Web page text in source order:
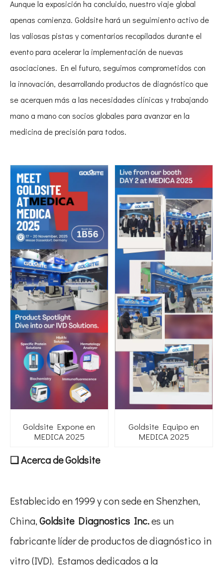
Aunque la exposición ha concluido, nuestro viaje global
apenas comienza. Goldsite hará un seguimiento activo de
las valiosas pistas y comentarios recopilados durante el
evento para acelerar la implementación de nuevas
asociaciones. En el futuro, seguimos comprometidos con
la innovación, desarrollando productos de diagnóstico que
se acerquen más a las necesidades clínicas y trabajando
mano a mano con socios globales para avanzar en la
medicina de precisión para todos.
Goldsite Expone en
MEDICA 2025
Goldsite Equipo en
MEDICA 2025
❏ Acerca de Goldsite
Establecido en 1999 y con sede en Shenzhen,
China,Goldsite Diagnostics Inc.es un
fabricante líder de productos de diagnóstico in
vitro (IVD). Estamos dedicados a la